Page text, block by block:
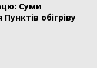
Суми
обігріву